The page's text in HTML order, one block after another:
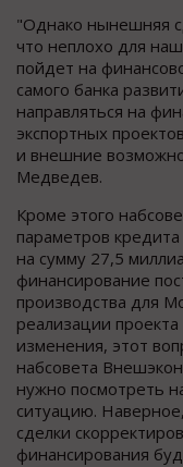
"Однако нынешняя
что неплохо для
пойдет на
самого банка
направляться на
экспортных
и внешние
Медведев.
Кроме этого
параметров
на сумму 27,5
финансирование
производства для
реализации
изменения, этот
набсовета
нужно посмотреть
ситуацию.
сделки
финансирования